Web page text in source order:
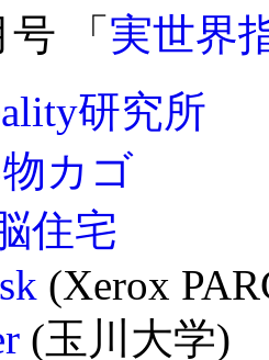
「 実世界
研究所
カゴ
住宅
(Xerox
(玉川大学)